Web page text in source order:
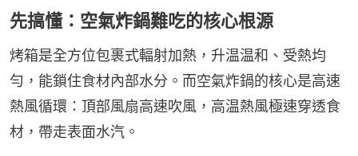
先搞懂：空氣炸鍋難吃的核心根源
烤箱是全方位包裹式輻射加熱，升温温和、受熱均
勻，能鎖住食材內部水分。而空氣炸鍋的核心是高速
熱風循環：頂部風扇高速吹風，高温熱風極速穿透食
材，帶走表面水汽。